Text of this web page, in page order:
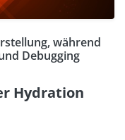
während
Debugging
Hydration